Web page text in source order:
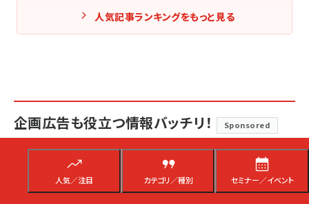
人気／注目 カテゴリ／種別 セミナー／イベント
人気記事ランキングをもっと見る
企画広告も役立つ情報バッチリ！ Sponsored
顧客の8割は「なんとなく」離脱する。ECリピート売上を最大化する
7つの鉄板シナリオをアクションリンクが公開